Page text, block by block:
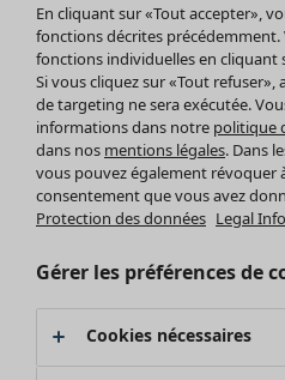
Leggings et collants
Accessoires
Chaussures
Vêtements de bain
Basics
Soldes Mobilier
Bonnes affaires déco
Décoration
Textiles
Tapis
Éponge
En cliquant sur «Tout accepter»,
fonctions décrites
fonctions individuelles en cliquant
Si vous cliquez sur «Tout
de targeting ne sera exécutée.
informations dans notre politique
dans nos mentions légales. Dans
vous pouvez également révoquer
consentement que vous avez
Protection des données Legal
Gérer les préférences de
Cookies nécessaires